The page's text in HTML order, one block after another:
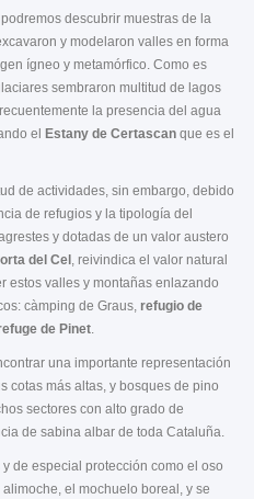
descubrir muestras de la
y modelaron valles en forma
ígneo y metamórfico. Como es
sembraron multitud de lagos
la presencia del agua
el
Estany de Certascan que es el
de actividades, sin embargo, debido
de refugios y la tipología del
y dotadas de un valor austero
del Cel , reivindica el valor natural
estos valles y montañas enlazando
càmping de Graus, refugio de
de Pinet.
una importante representación
cotas más altas, y bosques de pino
sectores con alto grado de
de sabina albar de toda Cataluña.
de especial protección como el oso
el mochuelo boreal, y se